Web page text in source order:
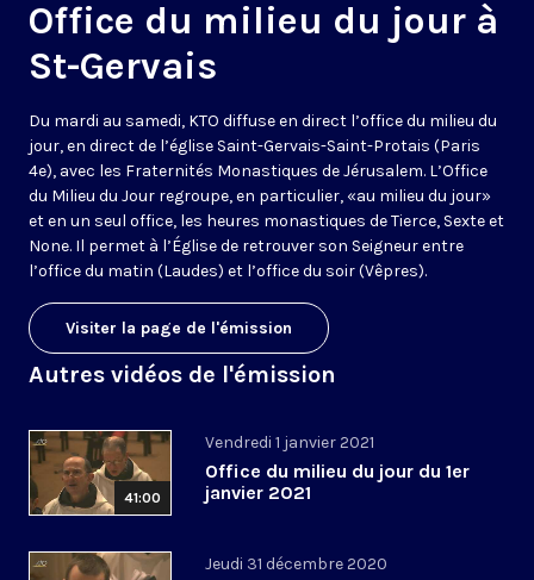
Office du milieu du jour à
St-Gervais
Du mardi au samedi, KTO diffuse en direct l’office du milieu du
jour, en direct de l’église Saint-Gervais-Saint-Protais (Paris
4e), avec les Fraternités Monastiques de Jérusalem. L’Office
du Milieu du Jour regroupe, en particulier, «au milieu du jour»
et en un seul office, les heures monastiques de Tierce, Sexte et
None. Il permet à l’Église de retrouver son Seigneur entre
l’office du matin (Laudes) et l’office du soir (Vêpres).
Visiter la page de l'émission
Autres vidéos de l'émission
41:00
Vendredi 1 janvier 2021
Office du milieu du jour du 1er
janvier 2021
Jeudi 31 décembre 2020